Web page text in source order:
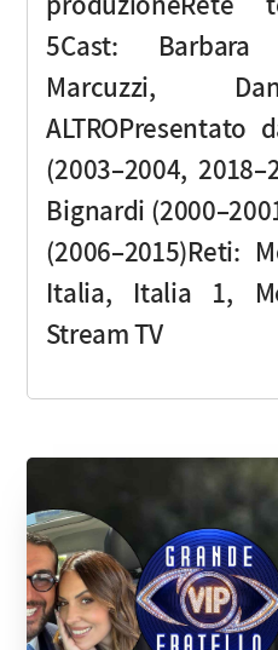
5Cast: Barbara
Marcuzzi,
ALTROPresentato
(2003–2004,
Bignardi
(2006–2015)Reti:
Italia, Italia 1,
Stream TV